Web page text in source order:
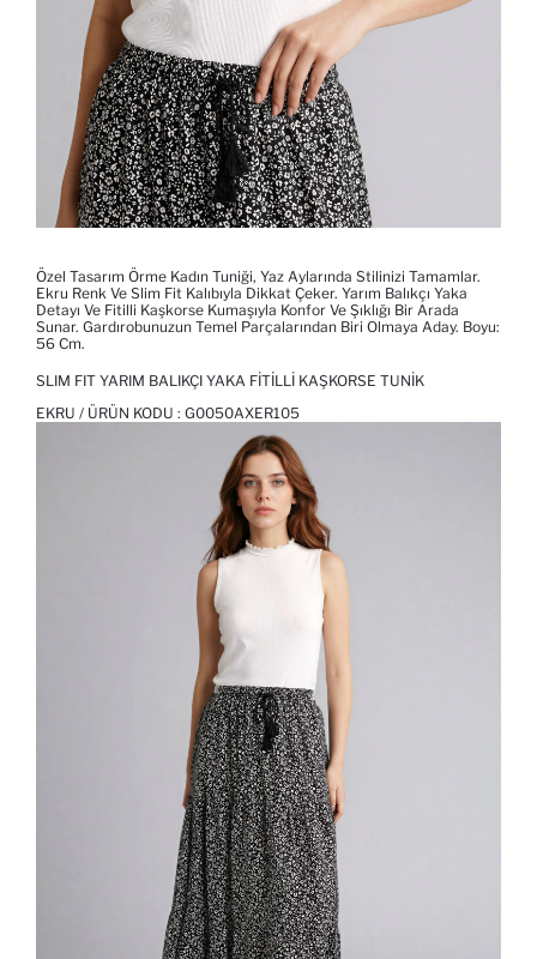
Özel Tasarım Örme Kadın Tuniği, Yaz Aylarında Stilinizi Tamamlar.
Ekru Renk Ve Slim Fit Kalıbıyla Dikkat Çeker. Yarım Balıkçı Yaka
Detayı Ve Fitilli Kaşkorse Kumaşıyla Konfor Ve Şıklığı Bir Arada
Sunar. Gardırobunuzun Temel Parçalarından Biri Olmaya Aday. Boyu:
56 Cm.
SLIM FIT YARIM BALIKÇI YAKA FITILLI KAŞKORSE TUNIK
EKRU / ÜRÜN KODU : G0050AXER105